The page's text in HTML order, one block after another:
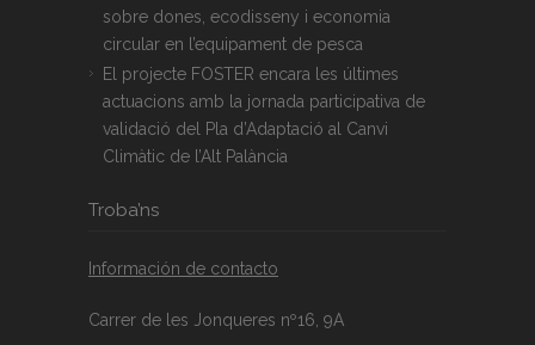
sobre dones, ecodisseny i economia
circular en l’equipament de pesca
El projecte FOSTER encara les últimes
actuacions amb la jornada participativa de
validació del Pla d’Adaptació al Canvi
Climàtic de l’Alt Palància
Troba’ns
Información de contacto
Carrer de les Jonqueres nº16, 9A